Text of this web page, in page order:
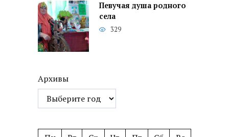
Певучая душа родного
села
329
Архивы